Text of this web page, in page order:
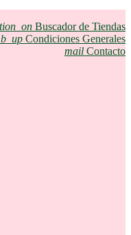
Buscador de Tiendas
Condiciones Generales
mail Contacto